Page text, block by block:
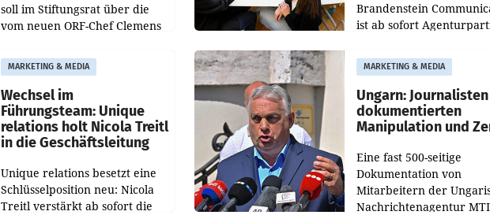
soll im Stiftungsrat über die
vom neuen ORF-Chef Clemens
Besetzungen für die
Direktionen abgestimmt
werden.
Brandenstein
ist ab sofort
Optimierungsplattform
OtterlyAI. Damit baut die
Agentur ihr
MARKETING & MEDIA
Wechsel im
Führungsteam: Unique
relations holt Nicola Treitl
in die Geschäftsleitung
Unique relations besetzt eine
Schlüsselposition neu: Nicola
Treitl verstärkt ab sofort die
MARKETING & MEDIA
Ungarn: Journalisten
dokumentierten
Manipulation und
Eine fast 500-seitige
Dokumentation von
Mitarbeitern der
Nachrichtenagentur